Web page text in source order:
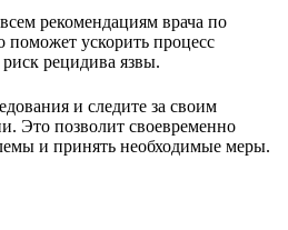
рекомендациям врача по
поможет ускорить процесс
рецидива язвы.
и следите за своим
Это позволит своевременно
и принять необходимые меры.